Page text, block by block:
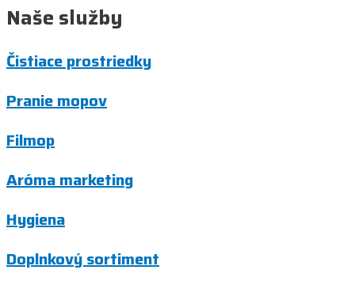
Naše služby
Čistiace prostriedky
Pranie mopov
Filmop
Aróma marketing
Hygiena
Doplnkový sortiment